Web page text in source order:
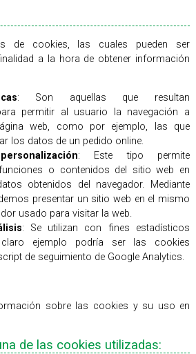
de cookies, las cuales pueden ser
a la hora de obtener información
: Son aquellas que resultan
permitir al usuario la navegación a
web, como por ejemplo, las que
los datos de un pedido online.
: Este tipo permite
o contenidos del sitio web en
obtenidos del navegador. Mediante
presentar un sitio web en el mismo
usado para visitar la web.
: Se utilizan con fines estadísticos
claro ejemplo podría ser las cookies
de seguimiento de Google Analytics.
sobre las cookies y su uso en
de las cookies utilizadas: